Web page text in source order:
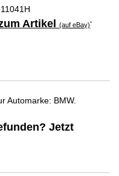
Artikel(auf eBay)*
Automarke: BMW.
Jetzt